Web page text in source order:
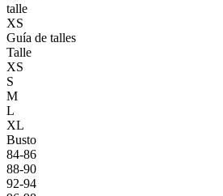
talle
XS
Guía de talles
Talle
XS
S
M
L
XL
Busto
84-86
88-90
92-94